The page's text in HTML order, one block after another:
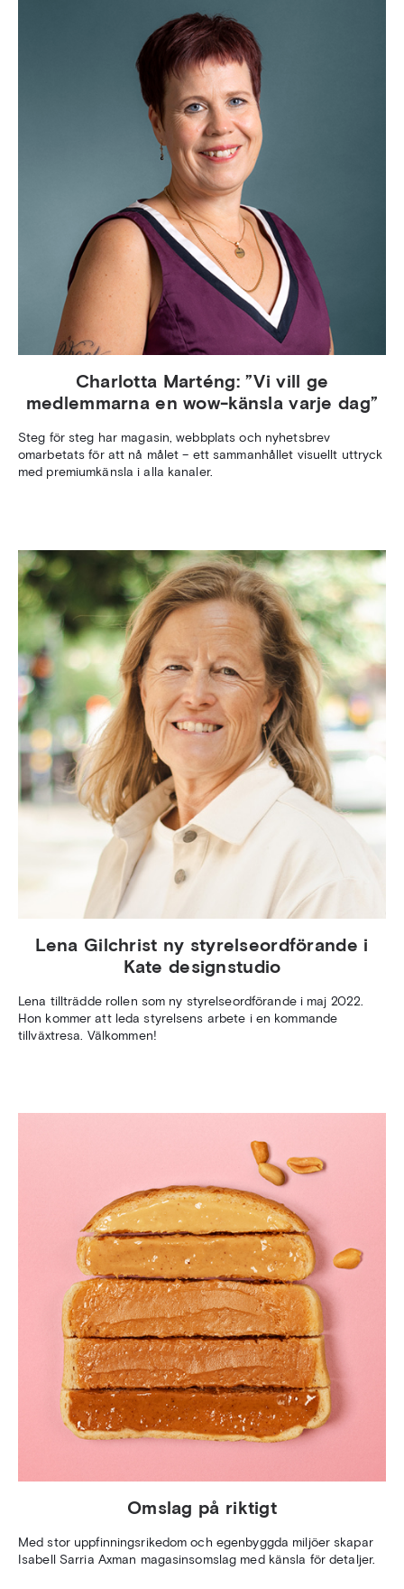
Charlotta Marténg: ”Vi vill ge
medlemmarna en wow-känsla varje dag”
Steg för steg har magasin, webbplats och nyhetsbrev
omarbetats för att nå målet – ett sammanhållet visuellt uttryck
med premiumkänsla i alla kanaler.
Lena Gilchrist ny styrelseordförande i
Kate designstudio
Lena tillträdde rollen som ny styrelseordförande i maj 2022.
Hon kommer att leda styrelsens arbete i en kommande
tillväxtresa. Välkommen!
Omslag på riktigt
Med stor uppfinningsrikedom och egenbyggda miljöer skapar
Isabell Sarria Axman magasinsomslag med känsla för detaljer.